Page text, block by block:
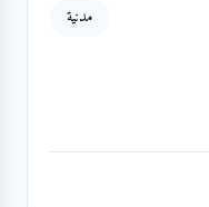
مدنية